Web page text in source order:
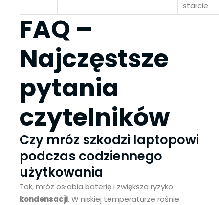
starcie
FAQ –
Najczęstsze
pytania
czytelników
Czy mróz szkodzi laptopowi
podczas codziennego
użytkowania
Tak, mróz osłabia baterię i zwiększa ryzyko
kondensacji. W niskiej temperaturze rośnie